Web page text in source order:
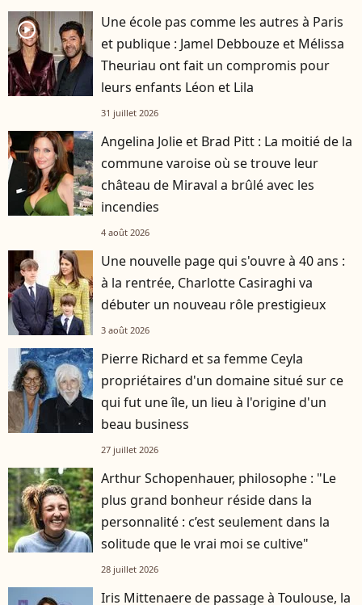
player2
Une école pas comme les autres à Paris
et publique : Jamel Debbouze et Mélissa
Theuriau ont fait un compromis pour
leurs enfants Léon et Lila
31 juillet 2026
Angelina Jolie et Brad Pitt : La moitié de la
commune varoise où se trouve leur
château de Miraval a brûlé avec les
incendies
4 août 2026
Une nouvelle page qui s'ouvre à 40 ans :
à la rentrée, Charlotte Casiraghi va
débuter un nouveau rôle prestigieux
3 août 2026
Pierre Richard et sa femme Ceyla
propriétaires d'un domaine situé sur ce
qui fut une île, un lieu à l'origine d'un
beau business
27 juillet 2026
Arthur Schopenhauer, philosophe : "Le
plus grand bonheur réside dans la
personnalité : c’est seulement dans la
solitude que le vrai moi se cultive"
28 juillet 2026
Iris Mittenaere de passage à Toulouse, la